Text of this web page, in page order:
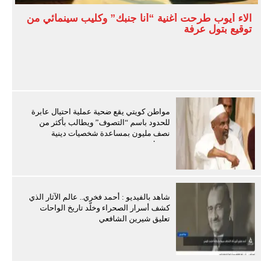
آلاء أيوب طرحت أغنية “أنا جنبك” وكليب سينمائي من
توقيع بتول عرفة
مواطن كويتي يقع ضحية عملية احتيال عابرة
للحدود باسم “التصوف” ويطالب بأكثر من
نصف مليون بمساعدة شخصيات دينية
سودانية
شاهد بالفيديو : أحمد فخري.. عالم الآثار الذي
كشف أسرار الصحراء وخلّد تاريخ الواحات
تعليق شيرين الشافعي